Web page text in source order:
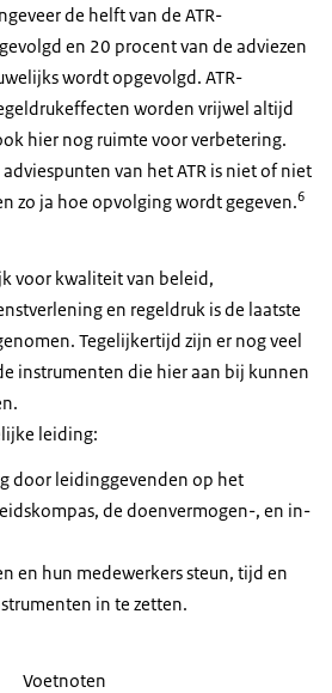
de helft van de ATR-
en 20 procent van de adviezen
wordt opgevolgd. ATR-
worden vrijwel altijd
hier nog ruimte voor verbetering.
van het ATR is niet of niet
zo ja hoe opvolging wordt gegeven.6
voor kwaliteit van beleid,
en regeldruk is de laatste
Tegelijkertijd zijn er nog veel
instrumenten die hier aan bij kunnen
leiding:
door leidinggevenden op het
de doenvermogen-, en in-
en hun medewerkers steun, tijd en
in te zetten.
Voetnoten